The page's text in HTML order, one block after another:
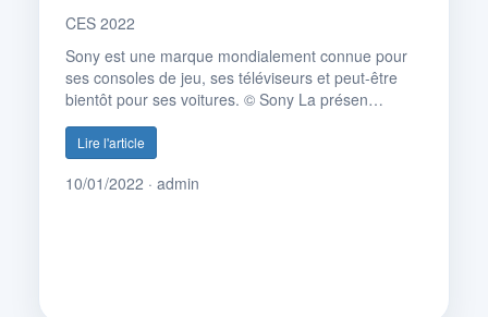
CES 2022
Sony est une marque mondialement connue pour
ses consoles de jeu, ses téléviseurs et peut-être
bientôt pour ses voitures. © Sony La présen…
Lire l'article
10/01/2022 · admin